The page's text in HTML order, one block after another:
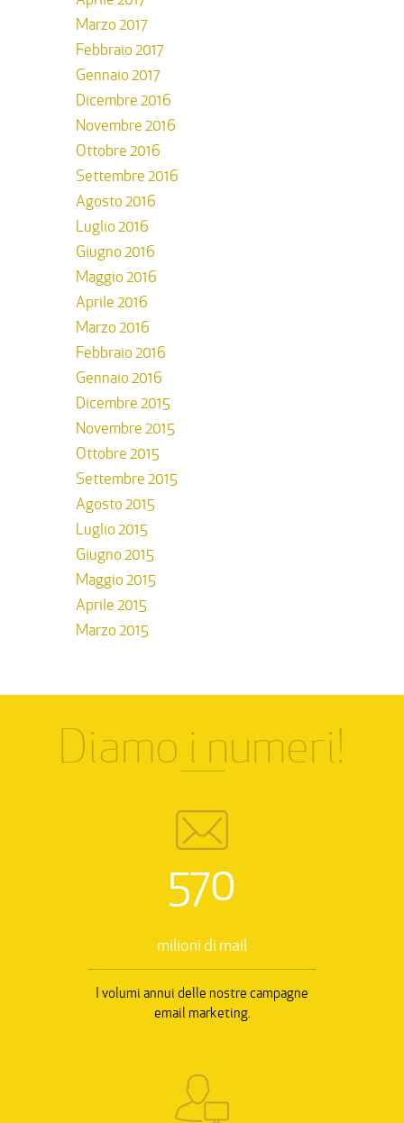
Marzo 2017
Febbraio 2017
Gennaio 2017
Dicembre 2016
Novembre 2016
Ottobre 2016
Settembre 2016
Agosto 2016
Luglio 2016
Giugno 2016
Maggio 2016
Aprile 2016
Marzo 2016
Febbraio 2016
Gennaio 2016
Dicembre 2015
Novembre 2015
Ottobre 2015
Settembre 2015
Agosto 2015
Luglio 2015
Giugno 2015
Maggio 2015
Aprile 2015
Marzo 2015
Diamo i numeri!
570
milioni di mail
I volumi annui delle nostre campagne
email marketing.